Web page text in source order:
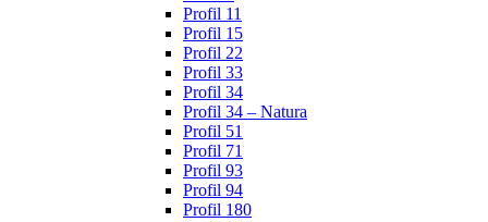
Profil 11
Profil 15
Profil 22
Profil 33
Profil 34
Profil 34 – Natura
Profil 51
Profil 71
Profil 93
Profil 94
Profil 180